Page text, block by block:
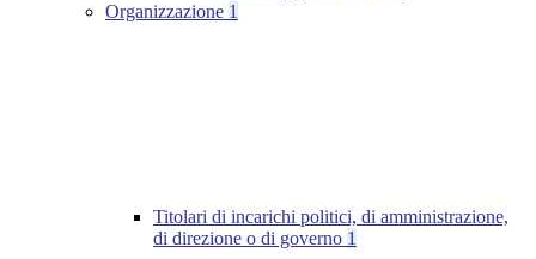
Organizzazione 1
Titolari di incarichi politici, di amministrazione,
di direzione o di governo 1